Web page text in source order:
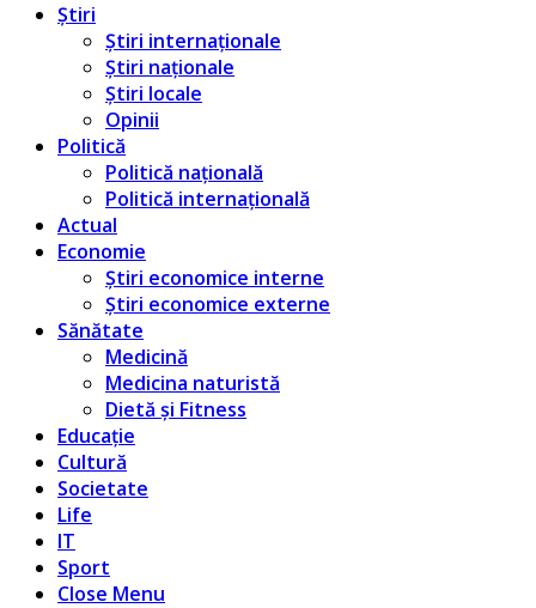
Știri
Știri internaționale
Știri naționale
Știri locale
Opinii
Politică
Politică națională
Politică internațională
Actual
Economie
Știri economice interne
Știri economice externe
Sănătate
Medicină
Medicina naturistă
Dietă și Fitness
Educație
Cultură
Societate
Life
IT
Sport
Close Menu